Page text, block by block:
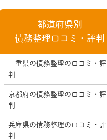
都道府県別
債務整理口コミ・評判
三重県の債務整理の口コミ・評
判
京都府の債務整理の口コミ・評
判
兵庫県の債務整理の口コミ・評
判